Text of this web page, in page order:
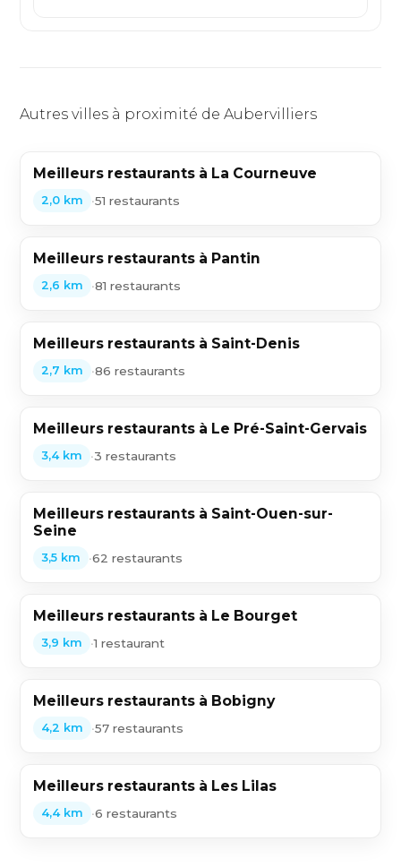
Autres villes à proximité de Aubervilliers
Meilleurs restaurants à La Courneuve
2,0 km •51 restaurants
Meilleurs restaurants à Pantin
2,6 km •81 restaurants
Meilleurs restaurants à Saint-Denis
2,7 km •86 restaurants
Meilleurs restaurants à Le Pré-Saint-Gervais
3,4 km •3 restaurants
Meilleurs restaurants à Saint-Ouen-sur-
Seine
3,5 km •62 restaurants
Meilleurs restaurants à Le Bourget
3,9 km •1 restaurant
Meilleurs restaurants à Bobigny
4,2 km •57 restaurants
Meilleurs restaurants à Les Lilas
4,4 km •6 restaurants